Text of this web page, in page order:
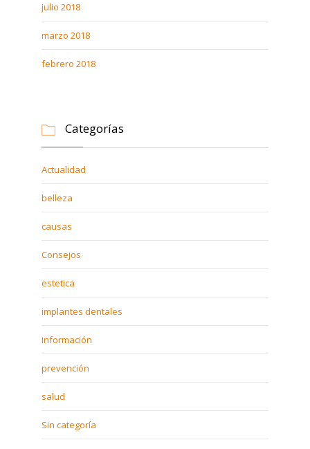
julio 2018
marzo 2018
febrero 2018
 Categorías
Actualidad
belleza
causas
Consejos
estetica
implantes dentales
información
prevención
salud
Sin categoría